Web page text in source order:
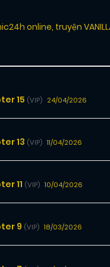
online, truyện
15 (VIP) 24/04/2026
13 (VIP) 11/04/2026
11 (VIP) 10/04/2026
9 (VIP) 18/03/2026